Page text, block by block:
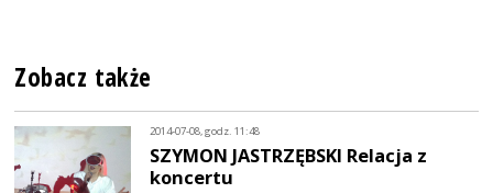
Zobacz także
2014-07-08, godz. 11:48
SZYMON JASTRZĘBSKI Relacja z
koncertu